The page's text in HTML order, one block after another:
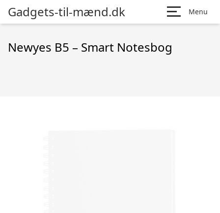
Gadgets-til-mænd.dk Menu
Newyes B5 – Smart Notesbog